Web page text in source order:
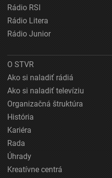
Rádio RSI
Rádio Litera
Rádio Junior
O STVR
Ako si naladiť rádiá
Ako si naladiť televíziu
Organizačná štruktúra
História
Kariéra
Rada
Úhrady
Kreatívne centrá